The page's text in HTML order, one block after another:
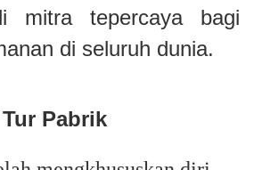
mitra tepercaya bagi
di seluruh dunia.
Tur Pabrik